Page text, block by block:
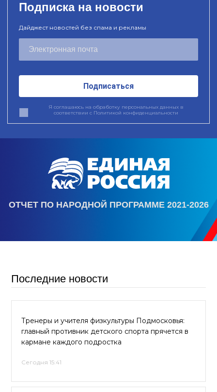
Подписка на новости
Дайджест новостей без спама и рекламы
Подписаться
Я соглашаюсь на обработку персональных данных в
соответствии с Политикой конфиденциальности
ОТЧЕТ ПО НАРОДНОЙ ПРОГРАММЕ 2021-2026
Последние новости
Тренеры и учителя физкультуры Подмосковья:
главный противник детского спорта прячется в
кармане каждого подростка
Сегодня 15:41